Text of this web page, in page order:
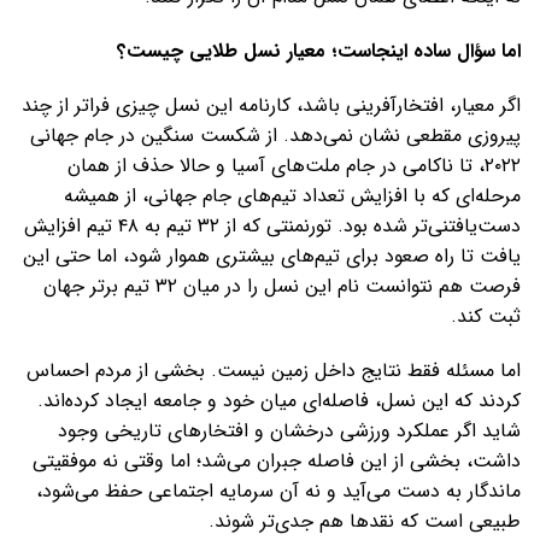
اما سؤال ساده اینجاست؛ معیار نسل طلایی چیست؟
اگر معیار، افتخارآفرینی باشد، کارنامه این نسل چیزی فراتر از چند
پیروزی مقطعی نشان نمی‌دهد. از شکست سنگین در جام جهانی
۲۰۲۲، تا ناکامی در جام ملت‌های آسیا و حالا حذف از همان
مرحله‌ای که با افزایش تعداد تیم‌های جام جهانی، از همیشه
دست‌یافتنی‌تر شده بود. تورنمنتی که از ۳۲ تیم به ۴۸ تیم افزایش
یافت تا راه صعود برای تیم‌های بیشتری هموار شود، اما حتی این
فرصت هم نتوانست نام این نسل را در میان ۳۲ تیم برتر جهان
ثبت کند.
اما مسئله فقط نتایج داخل زمین نیست. بخشی از مردم احساس
کردند که این نسل، فاصله‌ای میان خود و جامعه ایجاد کرده‌اند.
شاید اگر عملکرد ورزشی درخشان و افتخارهای تاریخی وجود
داشت، بخشی از این فاصله جبران می‌شد؛ اما وقتی نه موفقیتی
ماندگار به دست می‌آید و نه آن سرمایه اجتماعی حفظ می‌شود،
طبیعی است که نقدها هم جدی‌تر شوند.